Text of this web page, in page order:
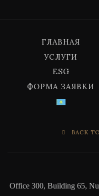
ГЛАВНАЯ
УСЛУГИ
ESG
ФОРМА ЗАЯВКИ
BACK
Office 300, Building 65,